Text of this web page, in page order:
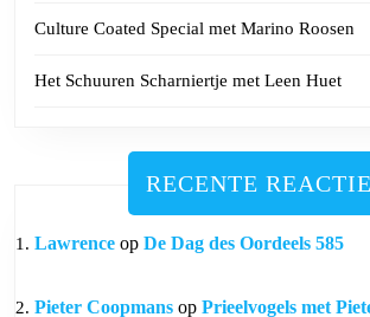
Culture Coated Special met Marino Roosen
Het Schuuren Scharniertje met Leen Huet
RECENTE
Lawrence op De Dag des Oordeels 585
Pieter Coopmans op Prieelvogels met